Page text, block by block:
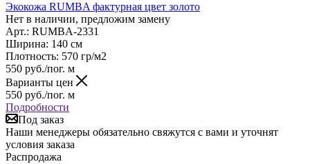
Экокожа RUMBA фактурная цвет золото
Нет в наличии, предложим замену
Арт.: RUMBA-2331
Ширина: 140 см
Плотность: 570 гр/м2
550 руб./пог. м
Варианты цен
550 руб./пог. м
Подробности
Под заказ
Наши менеджеры обязательно свяжутся с вами и уточнят
условия заказа
Распродажа